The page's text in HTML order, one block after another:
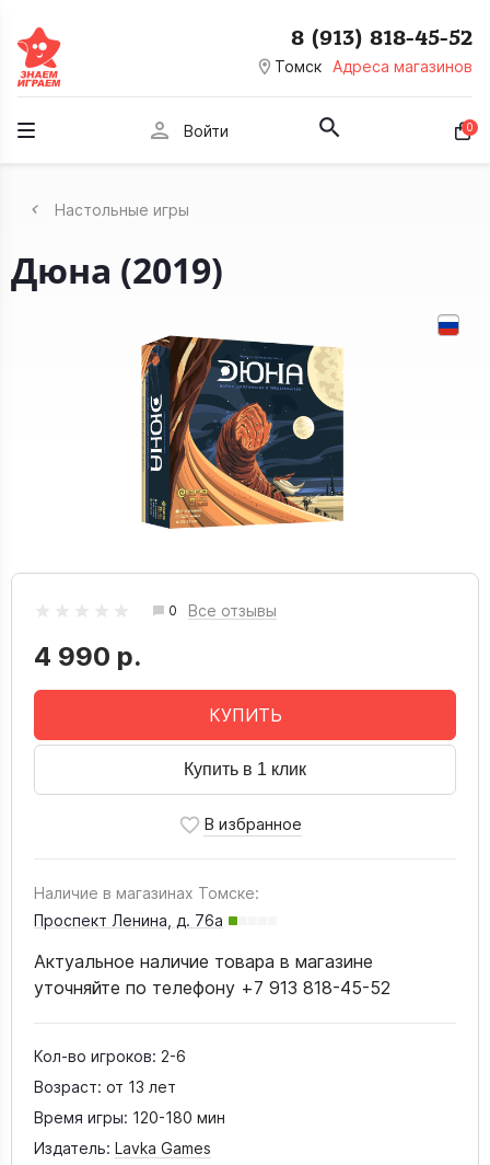
room Томск Адреса магазинов
8 (913) 818-45-52
person Войти 0
Настольные игры
Дюна (2019)
0 Все отзывы
4 990 р.
КУПИТЬ
Купить в 1 клик
Наличие в магазинах Томске:
Проспект Ленина, д. 76а
Актуальное наличие товара в магазине
уточняйте по телефону +7 913 818-45-52
Кол-во игроков: 2-6
Возраст: от 13 лет
Время игры: 120-180 мин
Издатель: Lavka Games